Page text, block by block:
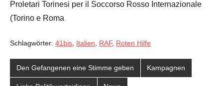
Proletari Torinesi per il Soccorso Rosso Internazionale
(Torino e Roma
Schlagwörter: 41bis Italien RAF, Roten Hilfe
Den Gefangenen eine Stimme geben Kampagnen